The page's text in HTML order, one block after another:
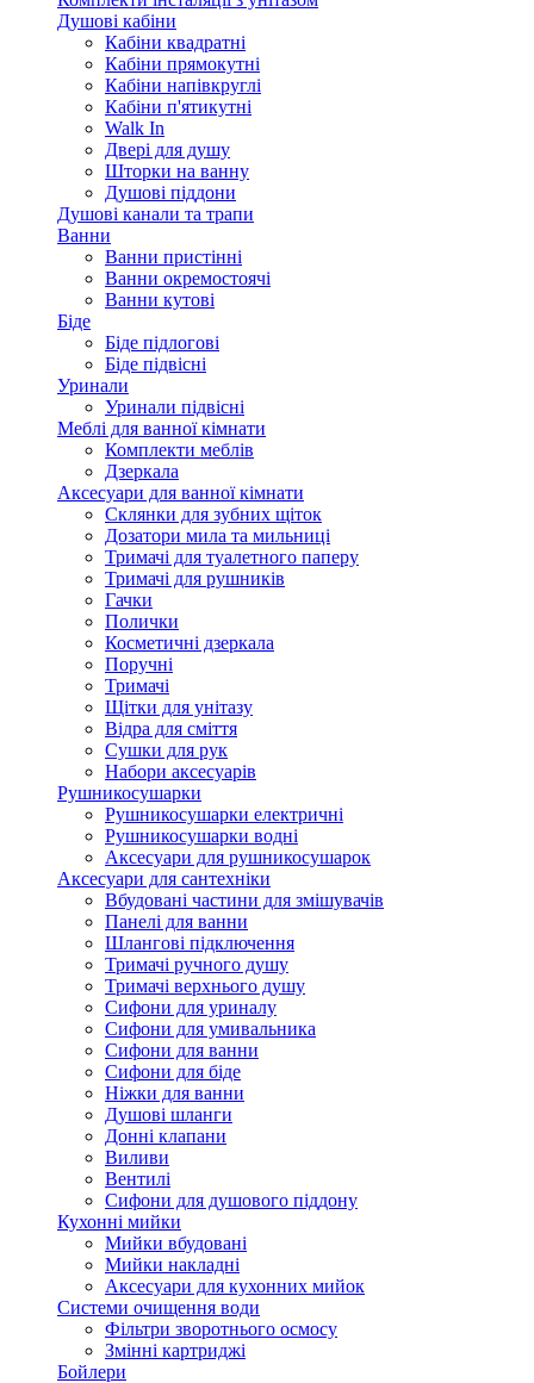
Душові кабіни
Кабіни квадратні
Кабіни прямокутні
Кабіни напівкруглі
Кабіни п'ятикутні
Walk In
Двері для душу
Шторки на ванну
Душові піддони
Душові канали та трапи
Ванни
Ванни пристінні
Ванни окремостоячі
Ванни кутові
Біде
Біде підлогові
Біде підвісні
Уринали
Уринали підвісні
Меблі для ванної кімнати
Комплекти меблів
Дзеркала
Аксесуари для ванної кімнати
Склянки для зубних щіток
Дозатори мила та мильниці
Тримачі для туалетного паперу
Тримачі для рушників
Гачки
Полички
Косметичні дзеркала
Поручні
Тримачі
Щітки для унітазу
Відра для сміття
Сушки для рук
Набори аксесуарів
Рушникосушарки
Рушникосушарки електричні
Рушникосушарки водні
Аксесуари для рушникосушарок
Аксесуари для сантехніки
Вбудовані частини для змішувачів
Панелі для ванни
Шлангові підключення
Тримачі ручного душу
Тримачі верхнього душу
Сифони для уриналу
Сифони для умивальника
Сифони для ванни
Сифони для біде
Ніжки для ванни
Душові шланги
Донні клапани
Виливи
Вентилі
Сифони для душового піддону
Кухонні мийки
Мийки вбудовані
Мийки накладні
Аксесуари для кухонних мийок
Системи очищення води
Фільтри зворотнього осмосу
Змінні картриджі
Бойлери